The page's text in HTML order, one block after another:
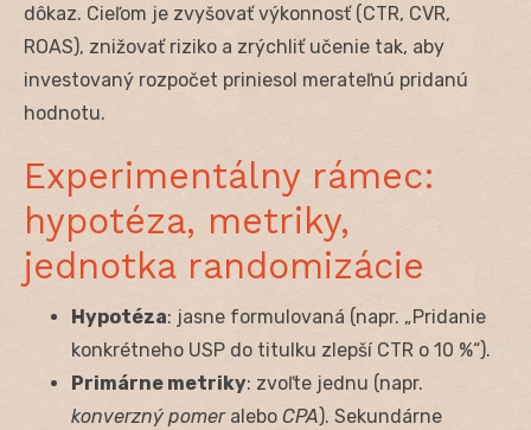
dôkaz. Cieľom je zvyšovať výkonnosť (CTR, CVR,
ROAS), znižovať riziko a zrýchliť učenie tak, aby
investovaný rozpočet priniesol merateľnú pridanú
hodnotu.
Experimentálny rámec:
hypotéza, metriky,
jednotka randomizácie
Hypotéza: jasne formulovaná (napr. „Pridanie
konkrétneho USP do titulku zlepší CTR o 10 %“).
Primárne metriky: zvoľte jednu (napr.
konverzný pomeralebo CPA). Sekundárne